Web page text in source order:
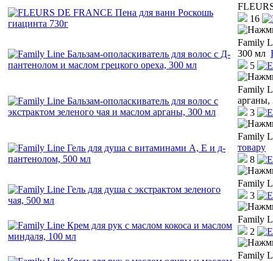
16
Family
300 мл
5
Family
арганы,
3
Family
товару
8
Family
3
Family
2
Family